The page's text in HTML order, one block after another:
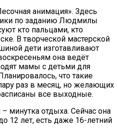
анимация». Здесь
по заданию Людмилы
кто пальцами, кто
В творческой мастерской
дети изготавливают
она ведёт
мамы с детьми для
что такие
раз в месяц, но желающих
все выходные.
минутка отдыха. Сейчас она
12 лет, есть даже 16-летний